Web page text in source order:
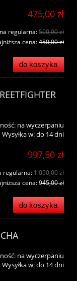
475,00 zł
regularna:500,00 zł
cena:450,00 zł
do koszyka
na wyczerpaniu
Wysyłka w:do 14 dni
997,50 zł
regularna:1 050,00 zł
cena:945,00 zł
do koszyka
na wyczerpaniu
Wysyłka w:do 14 dni